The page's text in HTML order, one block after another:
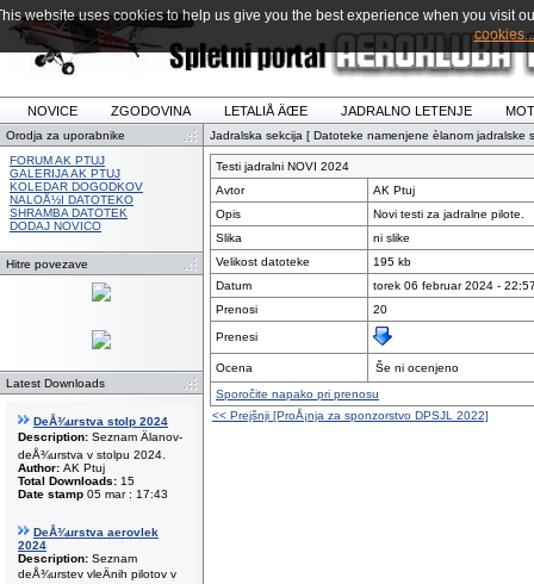
NOVICE ZGODOVINA LETALIÅ ÄŒE JADRALNO LETENJE
Orodja za uporabnike
FORUM AK PTUJ
GALERIJA AK PTUJ
KOLEDAR DOGODKOV
NALOÅ½I DATOTEKO
SHRAMBA DATOTEK
DODAJ NOVICO
Hitre povezave
Latest Downloads
DeÅ¾urstva stolp 2024
Description: Seznam Älanov-
deÅ¾urstva v stolpu 2024.
Author: AK Ptuj
Total Downloads: 15
Date stamp 05 mar : 17:43
DeÅ¾urstva aerovlek
2024
Description: Seznam
deÅ¾urstev vleÄnih pilotov v
Jadralska sekcija [ Datoteke namenjene èlanom jadralske
Testi jadralni NOVI 2024
Avtor
AK Ptuj
Opis
Novi testi za jadralne pilote.
Slika
ni slike
Velikost datoteke
195 kb
Datum
torek 06 februar 2024 -
Prenosi
20
Prenesi
Ocena
Še ni ocenjeno
Sporočite napako pri prenosu
<< Prejšnji [ProÅ¡nja za sponzorstvo DPSJL 2022]
website uses cookies to help us give you the best experience when you visit
cookies...